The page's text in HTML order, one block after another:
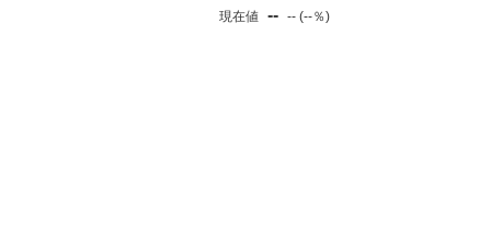
現在値 -- -- (--％)